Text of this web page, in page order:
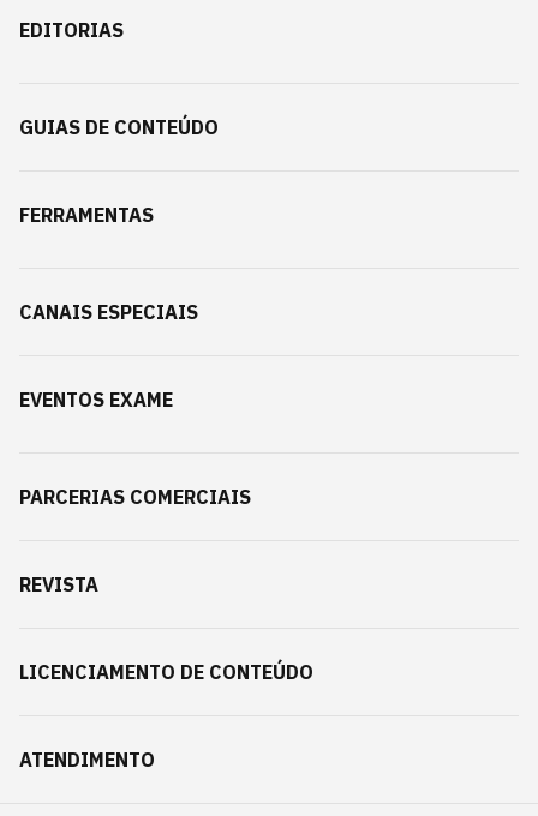
EDITORIAS
GUIAS DE CONTEÚDO
FERRAMENTAS
CANAIS ESPECIAIS
EVENTOS EXAME
PARCERIAS COMERCIAIS
REVISTA
LICENCIAMENTO DE CONTEÚDO
ATENDIMENTO